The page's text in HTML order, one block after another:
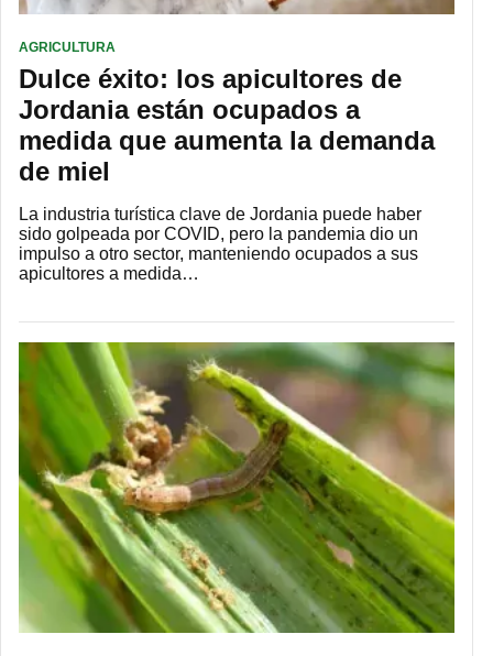
AGRICULTURA
Dulce éxito: los apicultores de
Jordania están ocupados a
medida que aumenta la demanda
de miel
La industria turística clave de Jordania puede haber
sido golpeada por COVID, pero la pandemia dio un
impulso a otro sector, manteniendo ocupados a sus
apicultores a medida…